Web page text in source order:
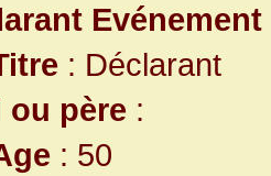
Evénement
: Déclarant
ou père :
: 50